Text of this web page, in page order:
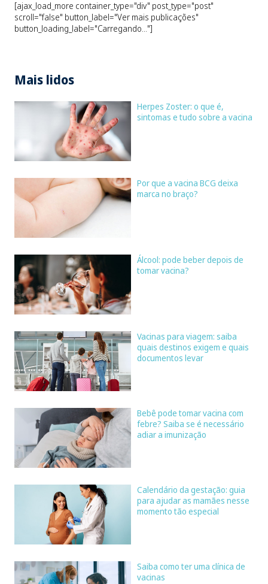
[ajax_load_more container_type="div" post_type="post"
scroll="false" button_label="Ver mais publicações"
button_loading_label="Carregando..."]
Mais lidos
Herpes Zoster: o que é,
sintomas e tudo sobre a vacina
Por que a vacina BCG deixa
marca no braço?
Álcool: pode beber depois de
tomar vacina?
Vacinas para viagem: saiba
quais destinos exigem e quais
documentos levar
Bebê pode tomar vacina com
febre? Saiba se é necessário
adiar a imunização
Calendário da gestação: guia
para ajudar as mamães nesse
momento tão especial
Saiba como ter uma clínica de
vacinas